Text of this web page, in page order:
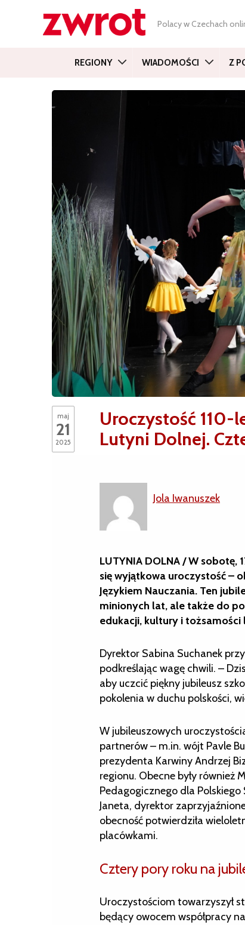
Polacy w Czechach
REGIONY WIADOMOŚCI Z
maj
21
2025
Uroczystość 110-
Lutyni Dolnej.
Jola Iwanuszek
LUTYNIA DOLNA / W sobotę,
się wyjątkowa uroczystość –
Językiem Nauczania. Ten
minionych lat, ale także do
edukacji, kultury i tożsamości
Dyrektor Sabina Suchanek
podkreślając wagę chwili. –
aby uczcić piękny jubileusz
pokolenia w duchu polskości,
W jubileuszowych
partnerów – m.in. wójt Pavle
prezydenta Karwiny Andrzej
regionu. Obecne były również
Pedagogicznego dla
Janeta, dyrektor
obecność potwierdziła
placówkami.
Cztery pory roku na
Uroczystościom towarzyszył
będący owocem współpracy